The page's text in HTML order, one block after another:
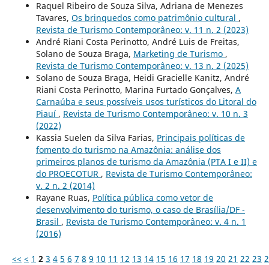
Raquel Ribeiro de Souza Silva, Adriana de Menezes
Tavares, Os brinquedos como patrimônio cultural ,
Revista de Turismo Contemporâneo: v. 11 n. 2 (2023)
André Riani Costa Perinotto, André Luis de Freitas,
Solano de Souza Braga, Marketing de Turismo ,
Revista de Turismo Contemporâneo: v. 13 n. 2 (2025)
Solano de Souza Braga, Heidi Gracielle Kanitz, André
Riani Costa Perinotto, Marina Furtado Gonçalves, A
Carnaúba e seus possíveis usos turísticos do Litoral do
Piauí , Revista de Turismo Contemporâneo: v. 10 n. 3
(2022)
Kassia Suelen da Silva Farias, Principais políticas de
fomento do turismo na Amazônia: análise dos
primeiros planos de turismo da Amazônia (PTA I e II) e
do PROECOTUR , Revista de Turismo Contemporâneo:
v. 2 n. 2 (2014)
Rayane Ruas, Política pública como vetor de
desenvolvimento do turismo, o caso de Brasília/DF -
Brasil , Revista de Turismo Contemporâneo: v. 4 n. 1
(2016)
<< < 1 2 3 4 5 6 7 8 9 10 11 12 13 14 15 16 17 18 19 20 21 22 23